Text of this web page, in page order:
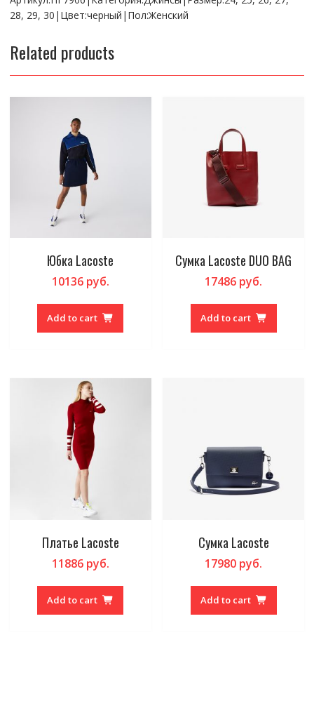
28, 29, 30|Цвет:черный|Пол:Женский
Related products
Юбка Lacoste
10136руб.
Add to cart
Сумка Lacoste DUO BAG
17486 руб.
Add to cart
Платье Lacoste
11886руб.
Add to cart
Сумка Lacoste
17980 руб.
Add to cart